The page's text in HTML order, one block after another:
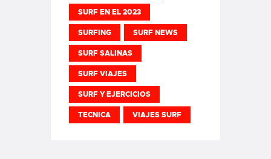
SURF EN EL 2023
SURFING SURF NEWS
SURF SALINAS
SURF VIAJES
SURF Y EJERCICIOS
TECNICA VIAJES SURF